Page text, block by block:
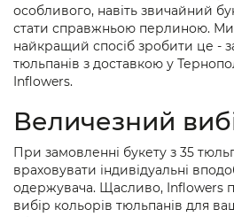
особливого, навіть звичайний
стати справжньою перлиною.
найкращий спосіб зробити це -
тюльпанів з доставкою у
Inflowers.
Величезний
При замовленні букету з 35
враховувати індивідуальні
одержувача. Щасливо, Inflowers
вибір кольорів тюльпанів для